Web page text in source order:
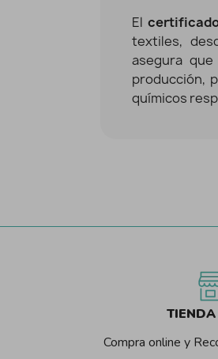
El
textiles,
asegura
producción,
químicos
Compra online y